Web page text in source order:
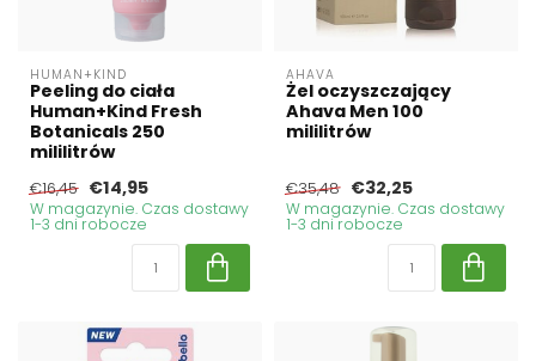
HUMAN+KIND
Peeling do ciała
Human+Kind Fresh
Botanicals 250
mililitrów
€16,45 €14,95
W magazynie. Czas dostawy
1-3 dni robocze
AHAVA
Żel oczyszczający
Ahava Men 100
mililitrów
€35,48 €32,25
W magazynie. Czas dostawy
1-3 dni robocze